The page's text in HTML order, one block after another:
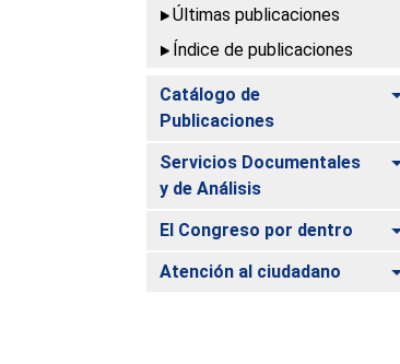
Últimas publicaciones
Índice de publicaciones
Catálogo de
Publicaciones
Servicios Documentales
y de Análisis
El Congreso por dentro
Atención al ciudadano